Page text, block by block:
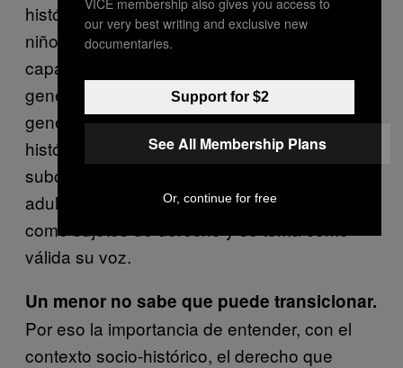
histórico nuevo en donde, por supuesto, los
niños, niñas y adolescentes son seres
capaces de decidir sobre su propia identidad
genérica. No sólo en este tema, sino en
general. Hay que entender la evolución
histórica de las infancias, que va de una
subordinación y dependencia hacia el mundo
adulto, a un lugar donde se les reconoce
como sujetos de derecho y se toma como
válida su voz.
Un menor no sabe que puede transicionar.
Por eso la importancia de entender, con el
contexto socio-histórico, el derecho que
our very best writing and exclusive new
documentaries.
Support for $2
See All Membership Plans
Or, continue for free